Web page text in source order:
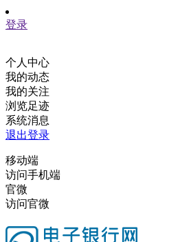
登录
个人中心
我的动态
我的关注
浏览足迹
系统消息
退出登录
移动端
访问手机端
官微
访问官微